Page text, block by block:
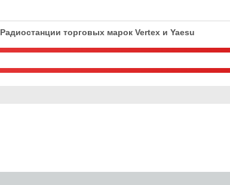
Радиостанции торговых марок Vertex и Yaesu